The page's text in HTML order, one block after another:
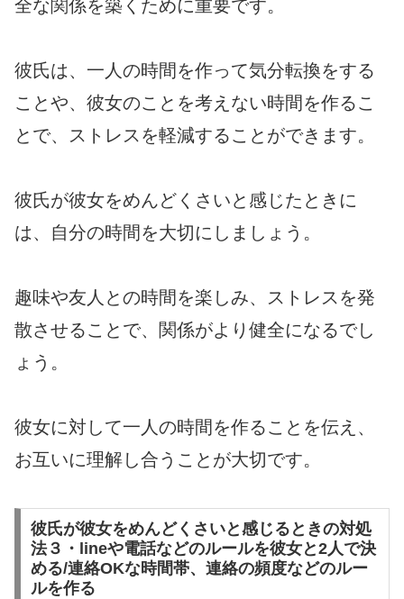
全な関係を築くために重要です。
彼氏は、一人の時間を作って気分転換をする
ことや、彼女のことを考えない時間を作るこ
とで、ストレスを軽減することができます。
彼氏が彼女をめんどくさいと感じたときに
は、自分の時間を大切にしましょう。
趣味や友人との時間を楽しみ、ストレスを発
散させることで、関係がより健全になるでし
ょう。
彼女に対して一人の時間を作ることを伝え、
お互いに理解し合うことが大切です。
彼氏が彼女をめんどくさいと感じるときの対処
法３・lineや電話などのルールを彼女と2人で決
める/連絡OKな時間帯、連絡の頻度などのルー
ルを作る